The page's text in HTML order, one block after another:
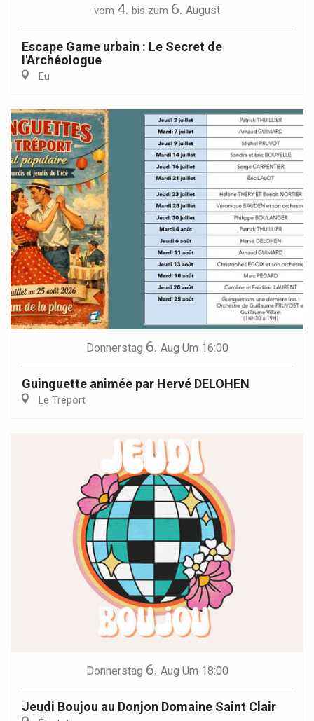
vom 4. bis zum 6. August
Escape Game urbain : Le Secret de
l'Archéologue
Eu
Donnerstag 6. Aug Um 16:00
Guinguette animée par Hervé DELOHEN
Le Tréport
Donnerstag 6. Aug Um 18:00
Jeudi Boujou au Donjon Domaine Saint Clair